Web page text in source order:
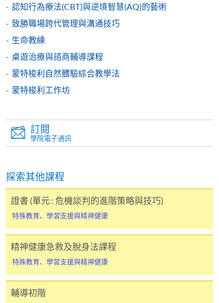
Children with Autism Spectrum Disorder
(Module from Diploma in Special Education)
認識及支援自閉症譜系障礙學童 (特殊教育文
憑之單元)
課程編號
35Z163291
學費
$4,980
查詢號碼
2508-8867
Special Education)
聽覺健康及支援聽覺受損學童 (特殊教育文憑
學費
$4,680
持續進修基金
有意申請持續進修基金 (CEF)的學生，必須符合以下條
件:
ED002A)
認知行為療法(CBT)與逆境智慧(AQ)的藝術
致勝職場跨代管理與溝通技巧
生命教練
桌遊治療與諮商輔導課程
蒙特梭利自然體驗綜合教學法
蒙特梭利工作坊
訂閱
學院電子通訊
探索其他課程
證書 (單元 : 危機談判的進階策略與技巧)
特殊教育、學習支援與精神健康
精神健康急救及脫身法課程
特殊教育、學習支援與精神健康
輔導初階